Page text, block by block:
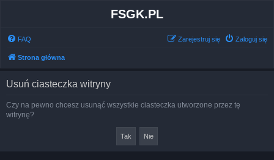
FSGK.PL
FAQ Zaloguj się
Zarejestruj się
Strona główna
Usuń ciasteczka witryny
Czy na pewno chcesz usunąć wszystkie ciasteczka utworzone przez tę
witrynę?